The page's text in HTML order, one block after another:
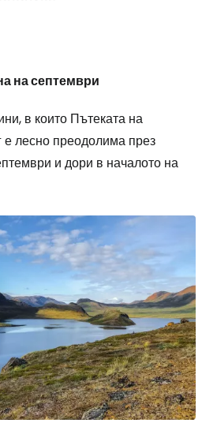
на септември
в които Пътеката на
лесно преодолима през
и дори в началото на